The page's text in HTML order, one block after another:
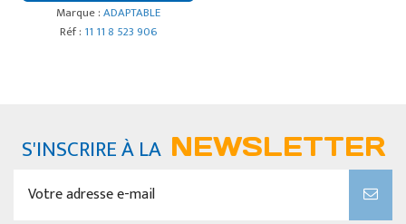
Marque :ADAPTABLE
Réf : 11 11 8 523 906
S'INSCRIRE À LANEWSLETTER